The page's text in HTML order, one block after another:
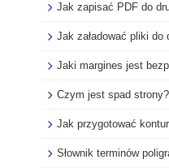
Jak zapisać PDF do
Jak załadować pliki do
Jaki margines jest
Czym jest spad strony?
Jak przygotować
Słownik terminów